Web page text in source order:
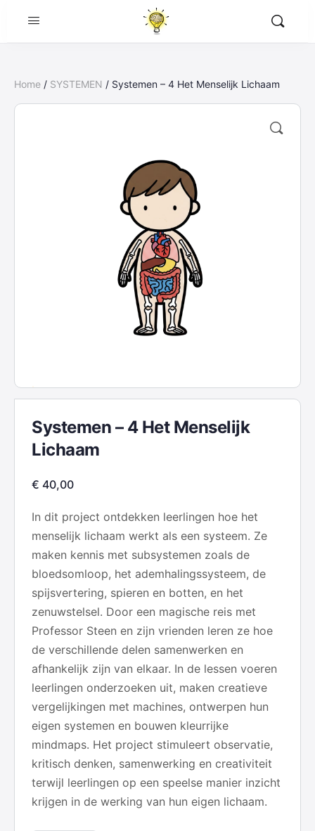
Home / SYSTEMEN / Systemen – 4 Het Menselijk Lichaam
Systemen – 4 Het Menselijk
Lichaam
€ 40,00
In dit project ontdekken leerlingen hoe het
menselijk lichaam werkt als een systeem. Ze
maken kennis met subsystemen zoals de
bloedsomloop, het ademhalingssysteem, de
spijsvertering, spieren en botten, en het
zenuwstelsel. Door een magische reis met
Professor Steen en zijn vrienden leren ze hoe
de verschillende delen samenwerken en
afhankelijk zijn van elkaar. In de lessen voeren
leerlingen onderzoeken uit, maken creatieve
vergelijkingen met machines, ontwerpen hun
eigen systemen en bouwen kleurrijke
mindmaps. Het project stimuleert observatie,
kritisch denken, samenwerking en creativiteit
terwijl leerlingen op een speelse manier inzicht
krijgen in de werking van hun eigen lichaam.